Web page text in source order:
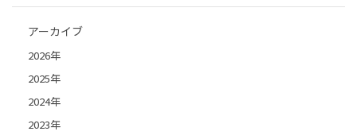
アーカイブ
2026年
2025年
2024年
2023年